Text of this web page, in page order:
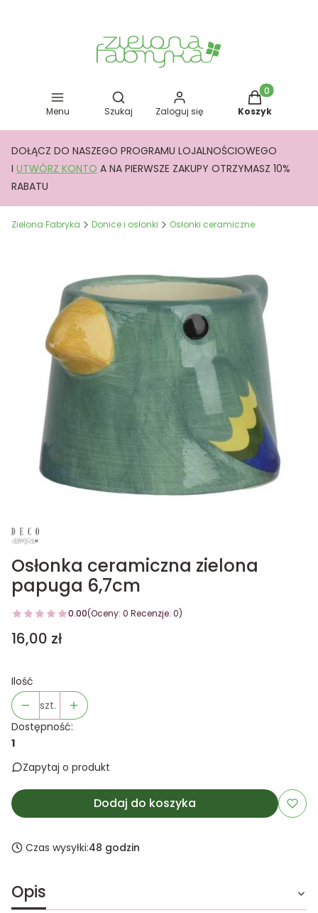
Menu
Otwórz wyszukiwarkę
Szukaj Zaloguj się
Produkty w
Koszyk
DOŁĄCZ DO NASZEGO PROGRAMU LOJALNOŚCIOWEGO
I UTWÓRZ KONTO A NA PIERWSZE ZAKUPY OTRZYMASZ 10%
RABATU
Zielona Fabryka Donice i osłonki Osłonki ceramiczne
Osłonka ceramiczna zielona
papuga 6,7cm
0.00(Oceny: 0 Recenzje: 0)
Cena
16,00 zł
Ilość
szt.
Dostępność:
1
Zapytaj o produkt
Dodaj do koszyka
Czas wysyłki:48 godzin
Opis